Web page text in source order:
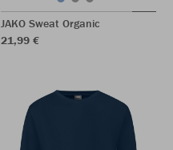
JAKO Sweat Organic
21,99 €